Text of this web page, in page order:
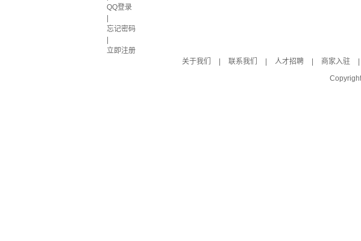
QQ登录
忘记密码
立即注册
关于我们
联系我们 人才招聘 商家入驻